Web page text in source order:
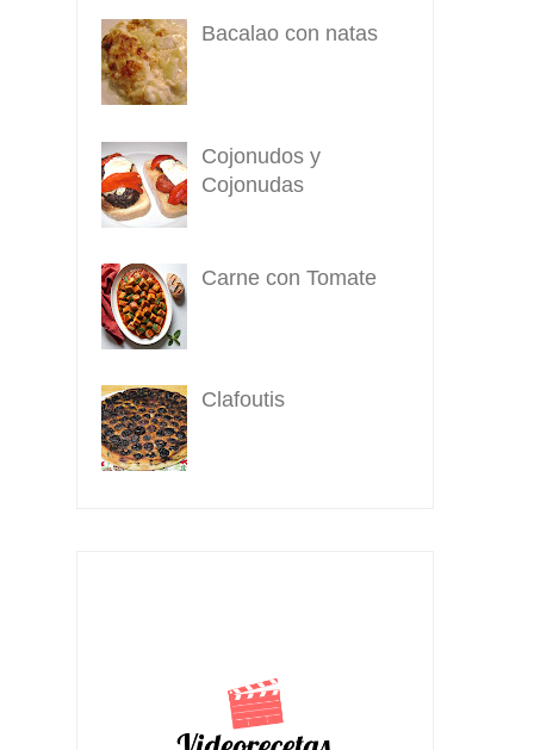
Bacalao con natas
Cojonudos y
Cojonudas
Carne con Tomate
Clafoutis